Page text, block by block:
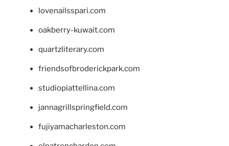
lovenailsspari.com
oakberry-kuwait.com
quartzliterary.com
friendsofbroderickpark.com
studiopiattellina.com
jannagrillspringfield.com
fujiyamacharleston.com